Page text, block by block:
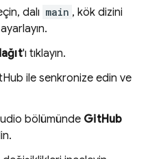
dalı main , kök dizini
'ı tıklayın.
ile senkronize edin ve
bölümünde GitHub